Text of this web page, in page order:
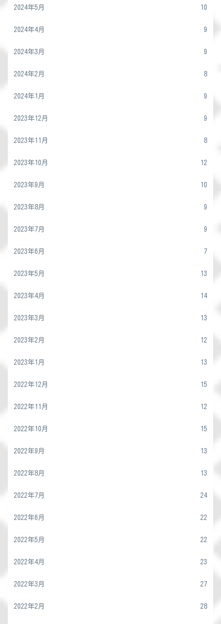
2024年5月 10
2024年4月 9
2024年3月 9
2024年2月 8
2024年1月 9
2023年12月 9
2023年11月 8
2023年10月 12
2023年9月 10
2023年8月 9
2023年7月 9
2023年6月 7
2023年5月 13
2023年4月 14
2023年3月 13
2023年2月 12
2023年1月 13
2022年12月 15
2022年11月 12
2022年10月 15
2022年9月 13
2022年8月 13
2022年7月 24
2022年6月 22
2022年5月 22
2022年4月 23
2022年3月 27
2022年2月 28